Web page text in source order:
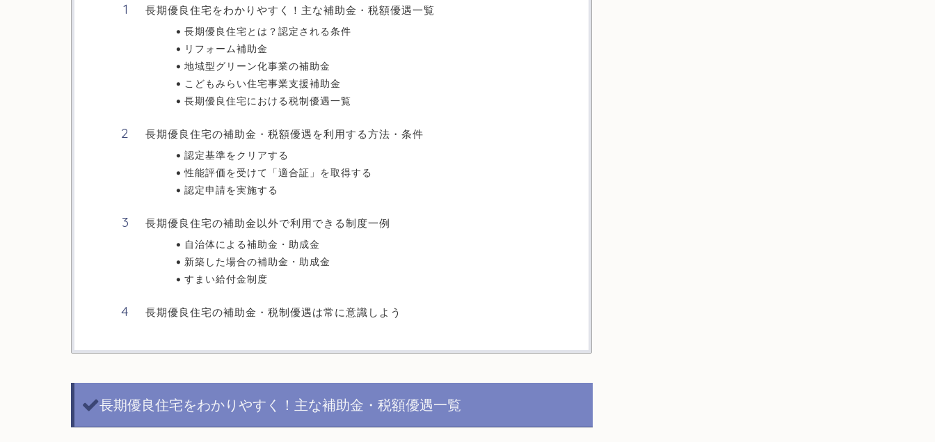
長期優良住宅をわかりやすく！主な補助金・税額優遇一覧
長期優良住宅とは？認定される条件
リフォーム補助金
地域型グリーン化事業の補助金
こどもみらい住宅事業支援補助金
長期優良住宅における税制優遇一覧
長期優良住宅の補助金・税額優遇を利用する方法・条件
認定基準をクリアする
性能評価を受けて「適合証」を取得する
認定申請を実施する
長期優良住宅の補助金以外で利用できる制度一例
自治体による補助金・助成金
新築した場合の補助金・助成金
すまい給付金制度
長期優良住宅の補助金・税制優遇は常に意識しよう
長期優良住宅をわかりやすく！主な補助金・税額優遇一覧